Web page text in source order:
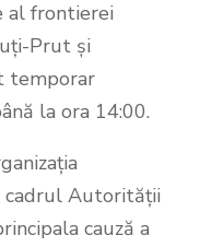
al frontierei
Prut și
temporar
la ora 14:00.
cadrul Autorității
cauză a